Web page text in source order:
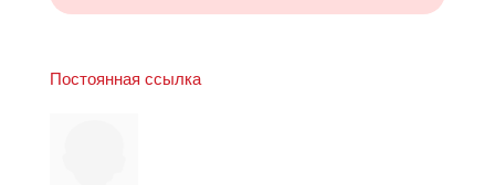
Постоянная ссылка